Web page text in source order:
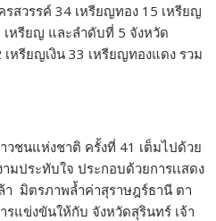
สวรรค์ 34 เหรียญทอง 15 เหรียญ
เหรียญ และลำดับที่ 5 จังหวัด
หรียญเงิน 33 เหรียญทองแดง รวม
ชนแห่งชาติ ครั้งที่ 41 เต็มไปด้วย
มประทับใจ ประกอบด้วยการเเสดง
มิตรภาพล้ำค่าสุราษฎร์ธานี ตา
แข่งขันให้กับ จังหวัดสุรินทร์ เจ้า